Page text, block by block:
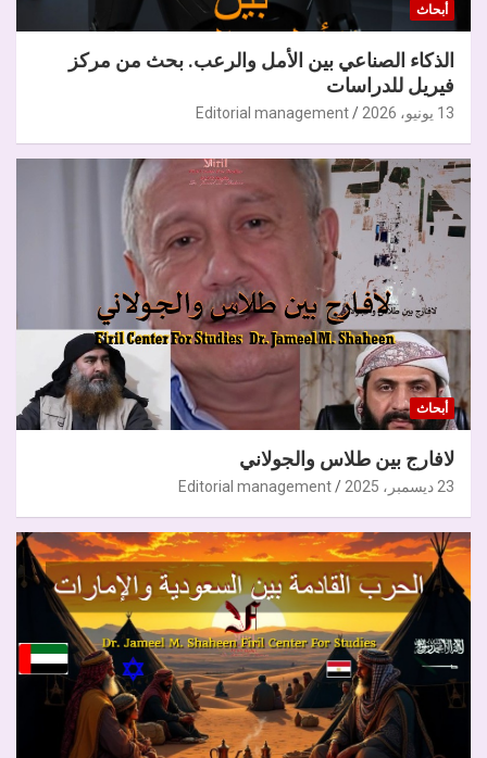
أبحاث
الذكاء الصناعي بين الأمل والرعب. بحث من مركز
فيريل للدراسات
13 يونيو، 2026 Editorial management
أبحاث
لافارج بين طلاس والجولاني
23 ديسمبر، 2025 Editorial management